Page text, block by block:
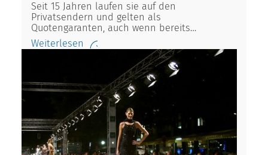
Seit 15 Jahren laufen sie auf den
Privatsendern und gelten als
Quotengaranten, auch wenn bereits…
Weiterlesen